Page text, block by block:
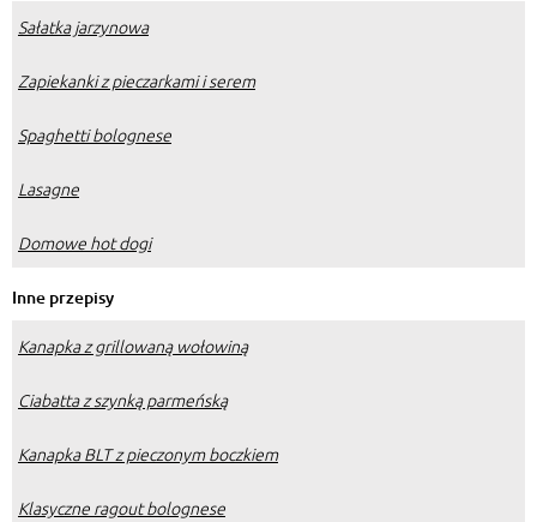
Sałatka jarzynowa
Zapiekanki z pieczarkami i serem
Spaghetti bolognese
Lasagne
Domowe hot dogi
Inne przepisy
Kanapka z grillowaną wołowiną
Ciabatta z szynką parmeńską
Kanapka BLT z pieczonym boczkiem
Klasyczne ragout bolognese